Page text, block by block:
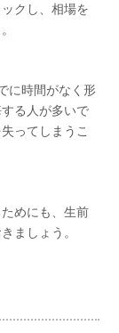
クし、相場を
に時間がなく形
る人が多いで
ってしまうこ
めにも、生前
ましょう。